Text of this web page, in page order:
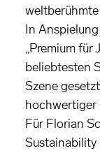
In
„Premium für
beliebtesten
Szene
hochwertiger
Für Florian